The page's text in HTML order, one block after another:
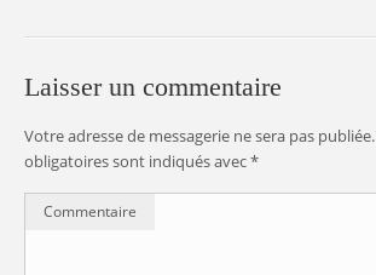
Laisser un commentaire
Votre adresse de messagerie ne sera pas publiée.
obligatoires sont indiqués avec*
Commentaire